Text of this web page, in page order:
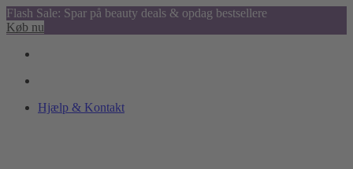
Flash Sale: Spar på beauty deals & opdag bestsellere
Køb nu
Hjælp & Kontakt